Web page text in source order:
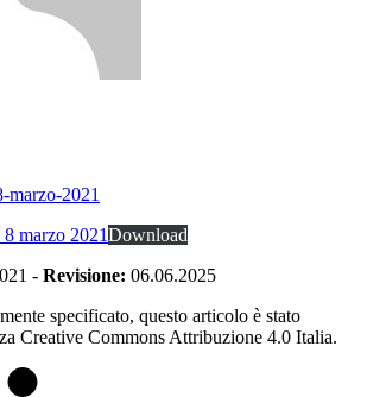
marzo-2021
marzo 2021Download
- Revisione: 06.06.2025
specificato, questo articolo è stato
Creative Commons Attribuzione 4.0 Italia.